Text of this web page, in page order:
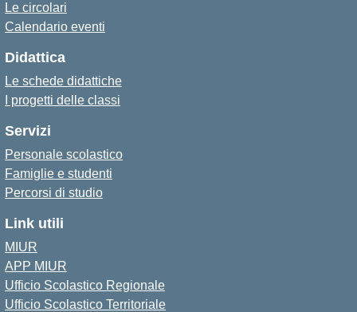
Le circolari
Calendario eventi
Didattica
Le schede didattiche
I progetti delle classi
Servizi
Personale scolastico
Famiglie e studenti
Percorsi di studio
Link utili
MIUR
APP MIUR
Ufficio Scolastico Regionale
Ufficio Scolastico Territoriale